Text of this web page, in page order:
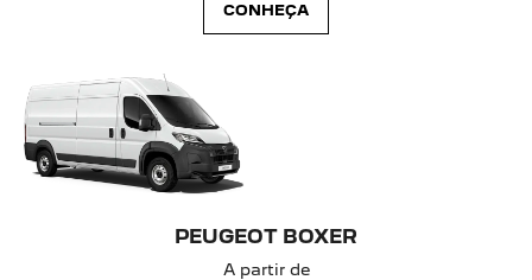
CONHEÇA
PEUGEOT BOXER
A partir de